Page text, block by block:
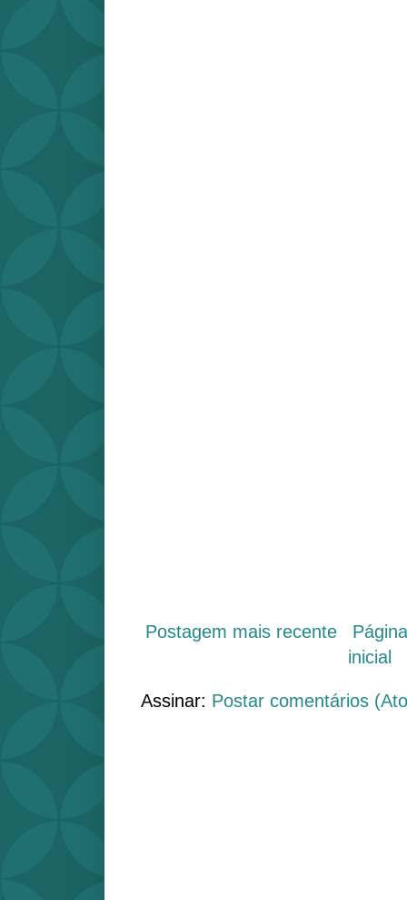
Postagem mais recente
inicial
Assinar: Postar comentários